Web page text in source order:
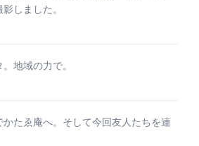
しました。
地域の力で。
かたゑ庵へ。そして今回友人たちを連